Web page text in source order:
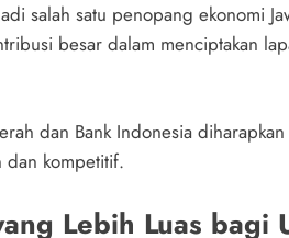
salah satu penopang ekonomi
besar dalam menciptakan
dan Bank Indonesia
kompetitif.
Lebih Luas bagi